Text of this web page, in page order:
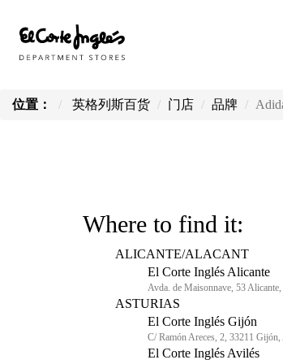
位置： 英格列斯百货 门店 品牌
Where to find it:
ALICANTE/ALACANT
El Corte Inglés Alicante
Avda. de Maisonnave, 53
ASTURIAS
El Corte Inglés Gijón
C/ Ramón Areces, 2, 33211
El Corte Inglés Avilés